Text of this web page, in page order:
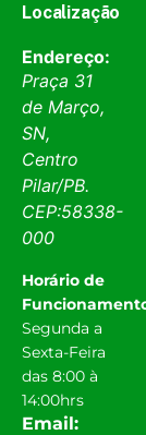
Localização
Endereço:
Praça 31
de Março,
SN,
Centro
Pilar/PB.
CEP:58338-
000
Horário de
Segunda a
Sexta-Feira
das 8:00 à
14:00hrs
Email: